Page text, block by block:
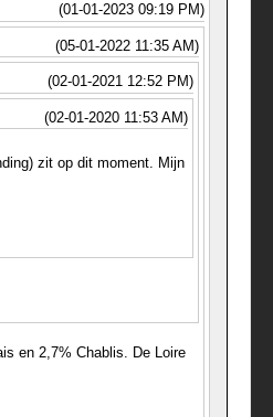
(01-01-2023 09:19 PM)
(05-01-2022 11:35 AM)
(02-01-2021 12:52 PM)
(02-01-2020 11:53 AM)
zit op dit moment. Mijn
en 2,7% Chablis. De Loire